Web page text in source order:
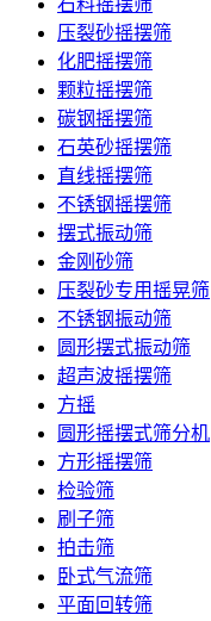
压裂砂摇摆筛
化肥摇摆筛
颗粒摇摆筛
碳钢摇摆筛
石英砂摇摆筛
直线摇摆筛
不锈钢摇摆筛
摆式振动筛
金刚砂筛
压裂砂专用摇晃筛
不锈钢振动筛
圆形摆式振动筛
超声波摇摆筛
方摇
圆形摇摆式筛分机
方形摇摆筛
检验筛
刷子筛
拍击筛
卧式气流筛
平面回转筛